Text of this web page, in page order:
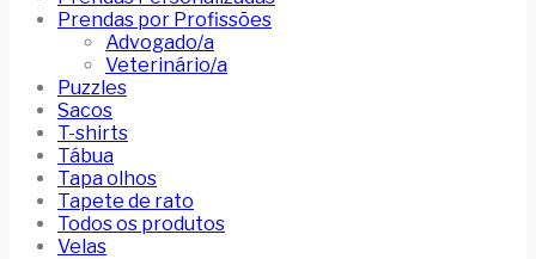
Prendas por Profissões
Advogado/a
Veterinário/a
Puzzles
Sacos
T-shirts
Tábua
Tapa olhos
Tapete de rato
Todos os produtos
Velas